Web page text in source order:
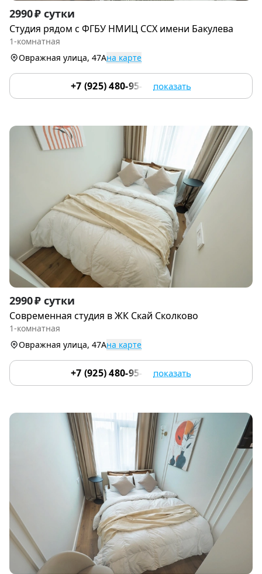
Item
1
of
9
2990 ₽ сутки
Студия рядoм с ФГБУ НМИЦ ССХ имени Бакулева
1-комнатная
Овражная улица, 47Ана карте
+7 (925) 480-95-17 показать
Item
1
of
2990 ₽ сутки
Современная студия в ЖК Скай Сколково
1-комнатная
Овражная улица, 47Ана карте
+7 (925) 480-95-17 показать